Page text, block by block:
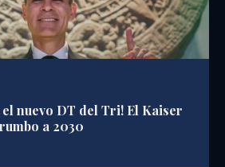
el nuevo DT del Tri! El Kaiser
a 2030